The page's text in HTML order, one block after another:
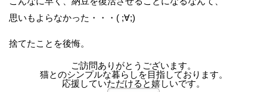
思いもよらなかった・・・( ;∀;)
捨てたことを後悔。
ご訪問ありがとうございます。
猫とのシンプルな暮らしを目指しております。
応援していただけると嬉しいです。